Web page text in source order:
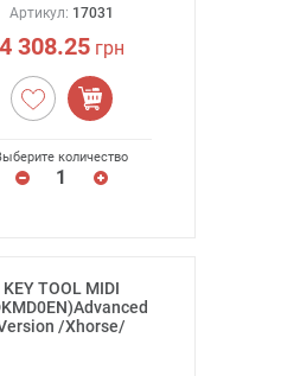
Артикул: 17031
4 308.25грн
количество
KEY TOOL MIDI
/Xhorse/